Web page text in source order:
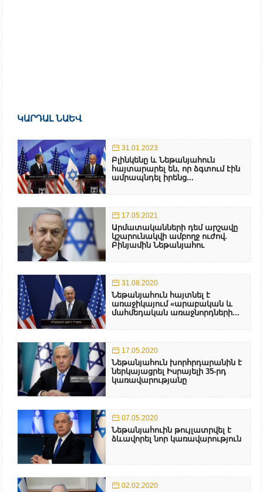
ԿԱՐԴԱԼ ՆԱԵՎ
31.01.2023
Բլինկենը և Նեթանյահուն
հայտարարել են, որ ձգտում էին
ամրապնդել իրենց...
17.05.2021
Արմատականների դեմ արշավը
կշարունակվի ամբողջ ուժով.
Բինյամին Նեթանյահու
31.08.2020
Նեթանյահուն հայտնել է
առաջիկայում «արաբական և
մահմեդական առաջնորդների...
17.05.2020
Նեթանյահուն խորհրդարանին է
ներկայացրել Իսրայելի 35-րդ
կառավարությանը
07.05.2020
Նեթանյահուին թույլատրվել է
ձևավորել նոր կառավարություն
02.02.2020